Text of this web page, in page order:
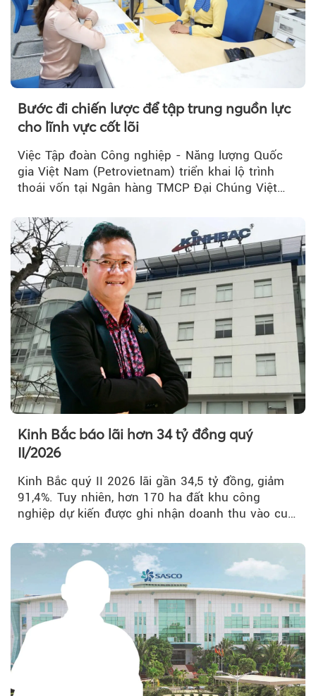
Bước đi chiến lược để tập trung nguồn lực
cho lĩnh vực cốt lõi
Việc Tập đoàn Công nghiệp - Năng lượng Quốc
gia Việt Nam (Petrovietnam) triển khai lộ trình
thoái vốn tại Ngân hàng TMCP Đại Chúng Việt
Kinh Bắc báo lãi hơn 34 tỷ đồng quý
II/2026
Kinh Bắc quý II 2026 lãi gần 34,5 tỷ đồng, giảm
91,4%. Tuy nhiên, hơn 170 ha đất khu công
nghiệp dự kiến được ghi nhận doanh thu vào cuối